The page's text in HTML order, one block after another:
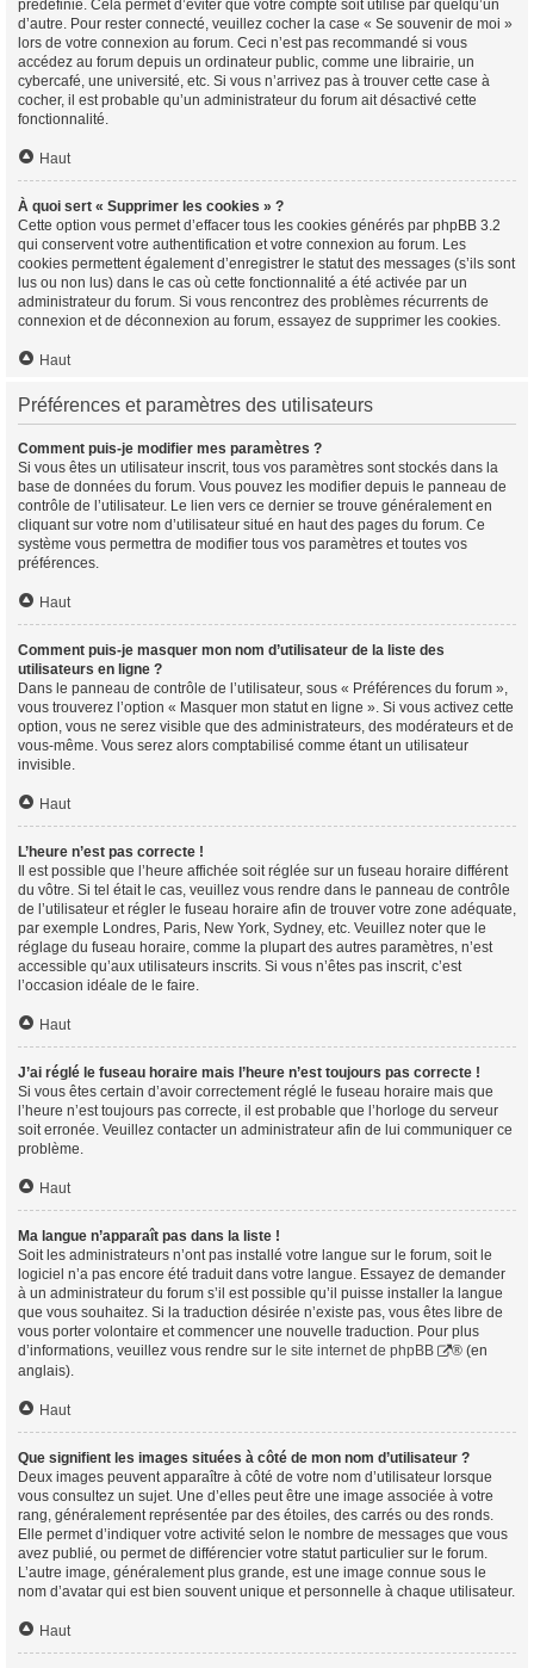
prédéfinie. Cela permet d’éviter que votre compte soit utilisé par quelqu’un
d’autre. Pour rester connecté, veuillez cocher la case « Se souvenir de moi »
lors de votre connexion au forum. Ceci n’est pas recommandé si vous
accédez au forum depuis un ordinateur public, comme une librairie, un
cybercafé, une université, etc. Si vous n’arrivez pas à trouver cette case à
cocher, il est probable qu’un administrateur du forum ait désactivé cette
fonctionnalité.
Haut
À quoi sert « Supprimer les cookies » ?
Cette option vous permet d’effacer tous les cookies générés par phpBB 3.2
qui conservent votre authentification et votre connexion au forum. Les
cookies permettent également d’enregistrer le statut des messages (s’ils sont
lus ou non lus) dans le cas où cette fonctionnalité a été activée par un
administrateur du forum. Si vous rencontrez des problèmes récurrents de
connexion et de déconnexion au forum, essayez de supprimer les cookies.
Haut
Préférences et paramètres des utilisateurs
Comment puis-je modifier mes paramètres ?
Si vous êtes un utilisateur inscrit, tous vos paramètres sont stockés dans la
base de données du forum. Vous pouvez les modifier depuis le panneau de
contrôle de l’utilisateur. Le lien vers ce dernier se trouve généralement en
cliquant sur votre nom d’utilisateur situé en haut des pages du forum. Ce
système vous permettra de modifier tous vos paramètres et toutes vos
préférences.
Haut
Comment puis-je masquer mon nom d’utilisateur de la liste des
utilisateurs en ligne ?
Dans le panneau de contrôle de l’utilisateur, sous « Préférences du forum »,
vous trouverez l’option « Masquer mon statut en ligne ». Si vous activez cette
option, vous ne serez visible que des administrateurs, des modérateurs et de
vous-même. Vous serez alors comptabilisé comme étant un utilisateur
invisible.
Haut
L’heure n’est pas correcte !
Il est possible que l’heure affichée soit réglée sur un fuseau horaire différent
du vôtre. Si tel était le cas, veuillez vous rendre dans le panneau de contrôle
de l’utilisateur et régler le fuseau horaire afin de trouver votre zone adéquate,
par exemple Londres, Paris, New York, Sydney, etc. Veuillez noter que le
réglage du fuseau horaire, comme la plupart des autres paramètres, n’est
accessible qu’aux utilisateurs inscrits. Si vous n’êtes pas inscrit, c’est
l’occasion idéale de le faire.
Haut
J’ai réglé le fuseau horaire mais l’heure n’est toujours pas correcte !
Si vous êtes certain d’avoir correctement réglé le fuseau horaire mais que
l’heure n’est toujours pas correcte, il est probable que l’horloge du serveur
soit erronée. Veuillez contacter un administrateur afin de lui communiquer ce
problème.
Haut
Ma langue n’apparaît pas dans la liste !
Soit les administrateurs n’ont pas installé votre langue sur le forum, soit le
logiciel n’a pas encore été traduit dans votre langue. Essayez de demander
à un administrateur du forum s’il est possible qu’il puisse installer la langue
que vous souhaitez. Si la traduction désirée n’existe pas, vous êtes libre de
vous porter volontaire et commencer une nouvelle traduction. Pour plus
d’informations, veuillez vous rendre sur le site internet de phpBB
® (en
anglais).
Haut
Que signifient les images situées à côté de mon nom d’utilisateur ?
Deux images peuvent apparaître à côté de votre nom d’utilisateur lorsque
vous consultez un sujet. Une d’elles peut être une image associée à votre
rang, généralement représentée par des étoiles, des carrés ou des ronds.
Elle permet d’indiquer votre activité selon le nombre de messages que vous
avez publié, ou permet de différencier votre statut particulier sur le forum.
L’autre image, généralement plus grande, est une image connue sous le
nom d’avatar qui est bien souvent unique et personnelle à chaque utilisateur.
Haut